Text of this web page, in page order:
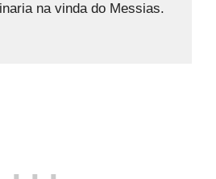
na vinda do Messias.